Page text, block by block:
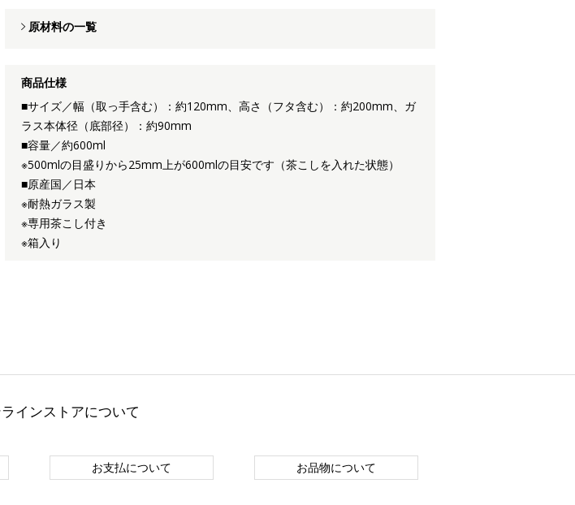
原材料の一覧
商品仕様
■サイズ／幅（取っ手含む）：約120mm、高さ（フタ含む）：約200mm、ガ
ラス本体径（底部径）：約90mm
■容量／約600ml
※500mlの目盛りから25mm上が600mlの目安です（茶こしを入れた状態）
■原産国／日本
※耐熱ガラス製
※専用茶こし付き
※箱入り
インストアについて
お支払について お品物について